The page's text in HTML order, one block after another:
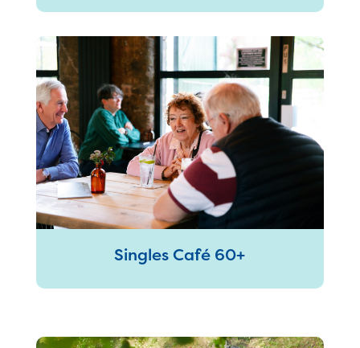
Singles Café 60+